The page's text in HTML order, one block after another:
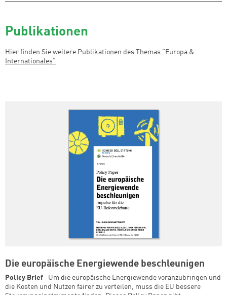
Publikationen
Hier finden Sie weitere Publikationen des Themas " Europa &
Internationales"
Die europäische Energiewende beschleunigen
Policy Brief
Um die europäische Energiewende voranzubringen und
die Kosten und Nutzen fairer zu verteilen, muss die EU bessere